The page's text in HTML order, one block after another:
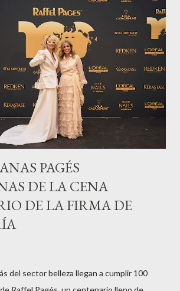
PAGÉS
DE LA CENA
DE LA FIRMA DE
del sector belleza llegan a cumplir 100